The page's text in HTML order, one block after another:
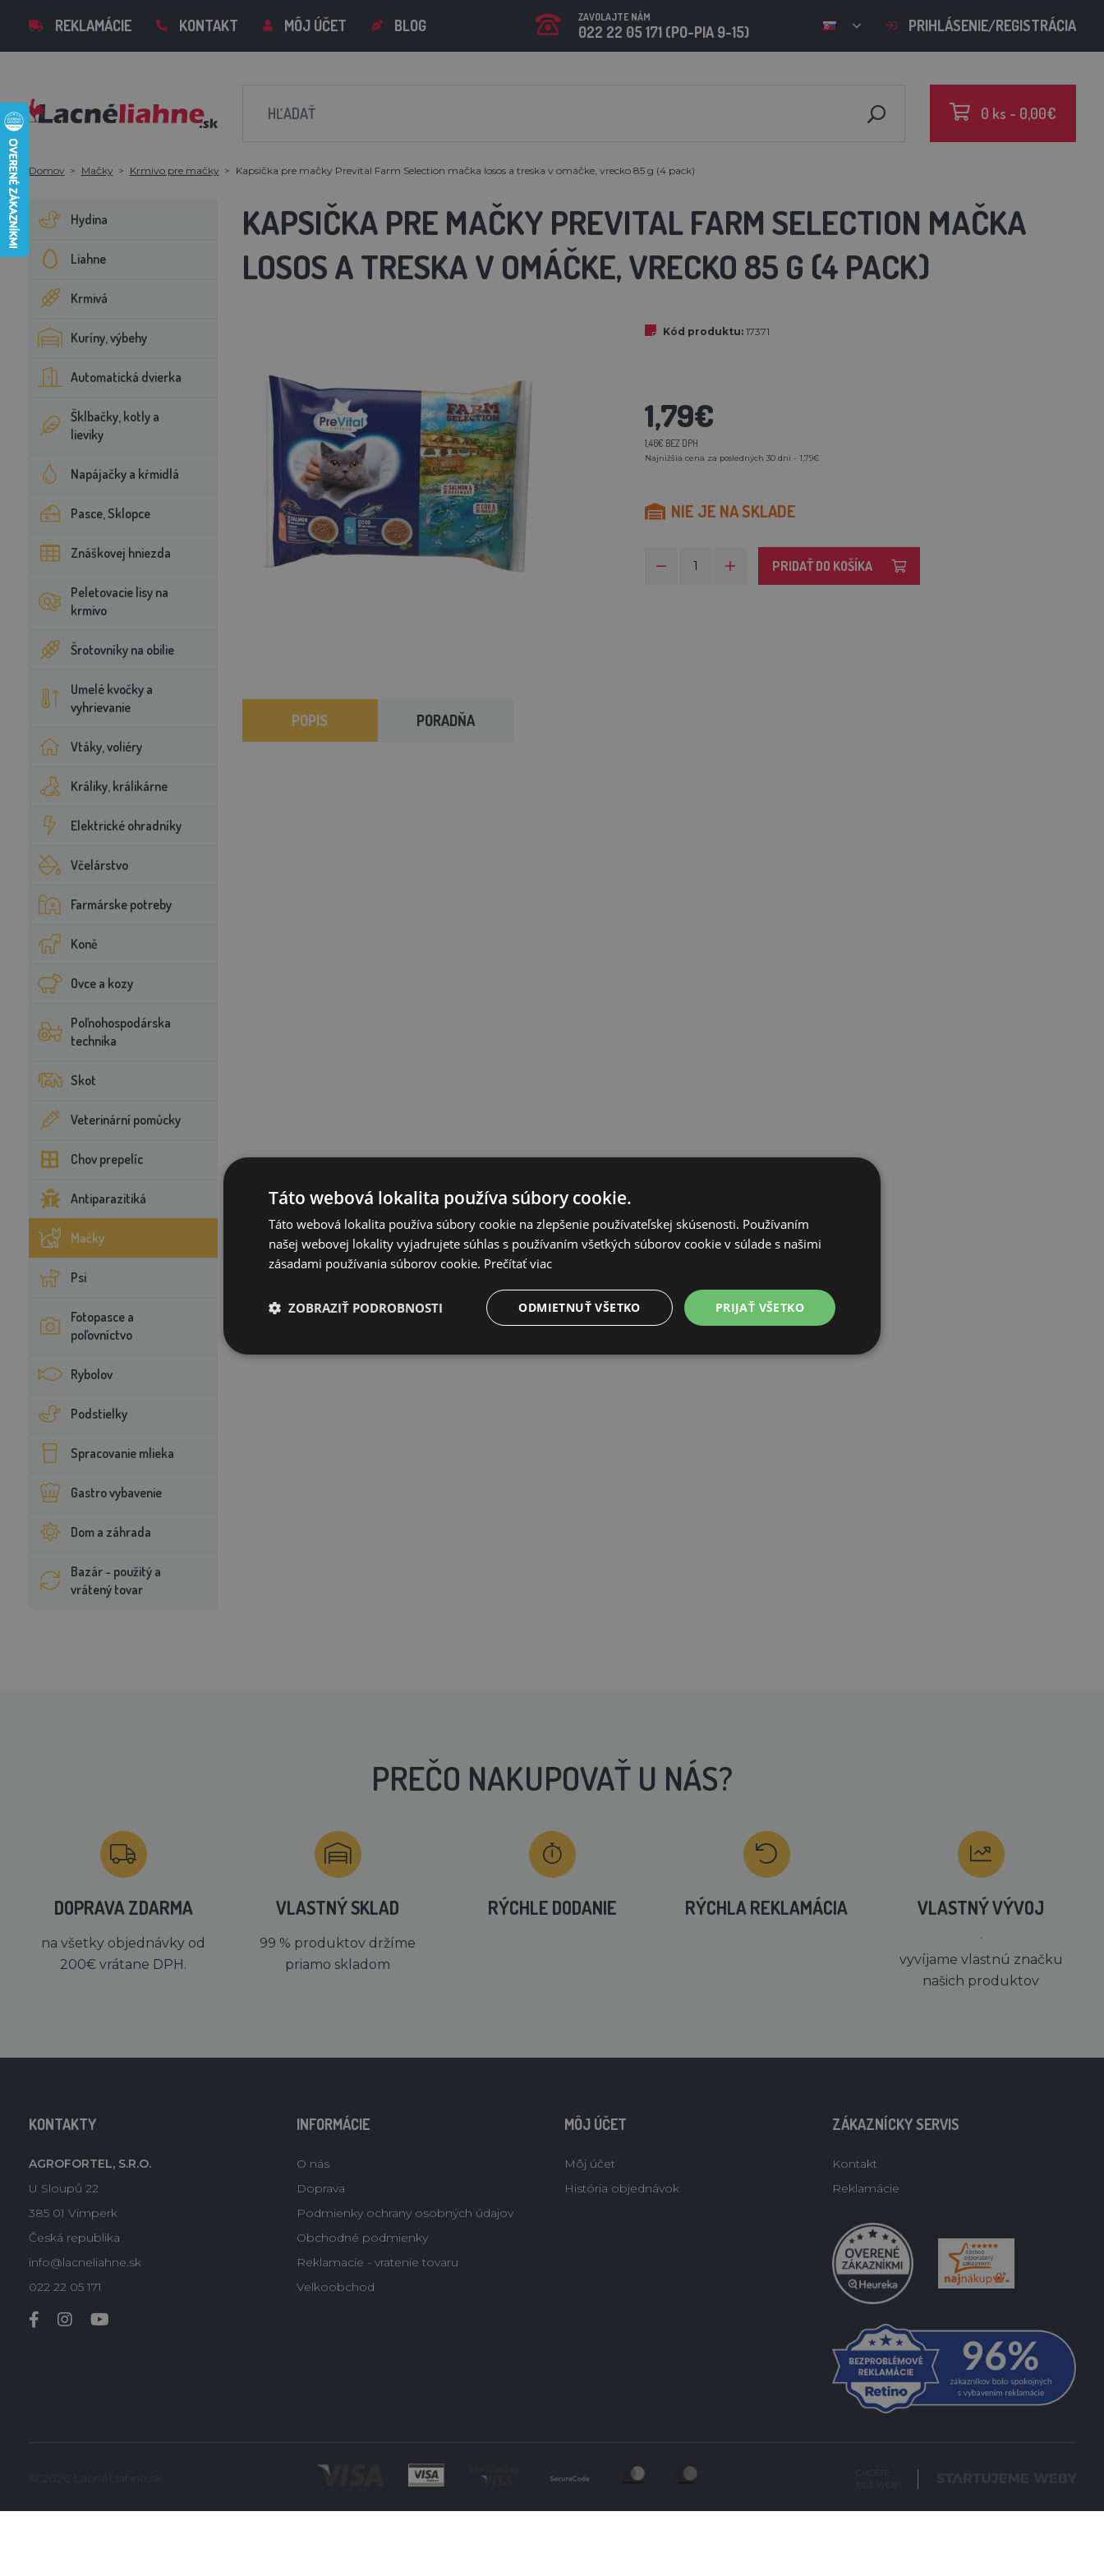
REKLAMÁCIE KONTAKT MÔJ ÚČET BLOG ZAVOLAJTE NÁM
022 22 05 171 (PO-PIA 9-15) PRIHLÁSENIE/REGISTRÁCIA
0 ks - 0,00€
Domov Mačky Krmivo pre mačky Kapsička pre mačky Prevital Farm Selection mačka losos a treska v omáčke, vrecko 85 g (4 pack)
Hydina
Liahne
Krmivá
Kuríny, výbehy
Automatická dvierka
Šklbačky, kotly a
lieviky
Napájačky a kŕmidlá
Pasce, Sklopce
Znáškovej hniezda
Peletovacie lisy na
krmivo
Šrotovníky na obilie
Umelé kvočky a
vyhrievanie
Vtáky, voliéry
Králiky, králikárne
Elektrické ohradníky
Včelárstvo
Farmárske potreby
Koně
Ovce a kozy
Poľnohospodárska
technika
Skot
Veterinární pomůcky
Chov prepelíc
Antiparazitiká
Mačky
Psi
Fotopasce a
poľovníctvo
Rybolov
Podstielky
Spracovanie mlieka
Gastro vybavenie
Dom a záhrada
Bazár - použitý a
vrátený tovar
KAPSIČKA PRE MAČKY PREVITAL FARM SELECTION MAČKA
LOSOS A TRESKA V OMÁČKE, VRECKO 85 G (4 PACK)
Kód produktu: 17371
1,79€
1,46€ BEZ DPH
Najnižšia cena za posledných 30 dní - 1,79€
NIE JE NA SKLADE
PRIDAŤ DO KOŠÍKA
POPIS PORADŇA
PREČO NAKUPOVAŤ U NÁS?
DOPRAVA ZDARMA
na všetky objednávky od
200€ vrátane DPH.
VLASTNÝ SKLAD
99 % produktov držíme
priamo skladom
RÝCHLE DODANIE RÝCHLA REKLAMÁCIA VLASTNÝ VÝVOJ
´
vyvíjame vlastnú značku
našich produktov
KONTAKTY
AGROFORTEL, S.R.O.
U Sloupů 22
385 01 Vimperk
Česká republika
info@lacneliahne.sk
022 22 05 171
INFORMÁCIE
O nás
Doprava
Podmienky ochrany osobných údajov
Obchodné podmienky
Reklamacie - vratenie tovaru
Velkoobchod
MÔJ ÚČET
Môj účet
História objednávok
ZÁKAZNÍCKY SERVIS
Kontakt
Reklamácie
Táto webová lokalita používa súbory cookie.
Táto webová lokalita používa súbory cookie na zlepšenie používateľskej skúsenosti. Používaním
našej webovej lokality vyjadrujete súhlas s používaním všetkých súborov cookie v súlade s našimi
zásadami používania súborov cookie. Prečítať viac
PRIJAŤ VŠETKO
ODMIETNUŤ VŠETKO
ZOBRAZIŤ PODROBNOSTI